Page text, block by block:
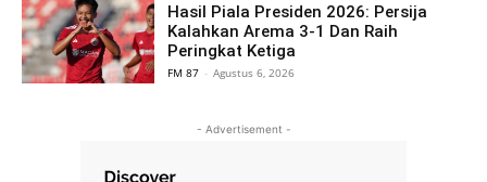
Hasil Piala Presiden 2026: Persija
Kalahkan Arema 3-1 Dan Raih
Peringkat Ketiga
FM 87 - Agustus 6, 2026
- Advertisement -